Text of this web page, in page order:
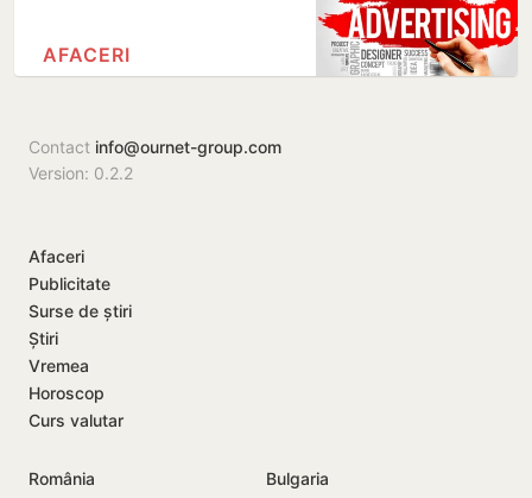
AFACERI
Contact info@ournet-group.com
Version: 0.2.2
Afaceri
Publicitate
Surse de știri
Știri
Vremea
Horoscop
Curs valutar
România Bulgaria